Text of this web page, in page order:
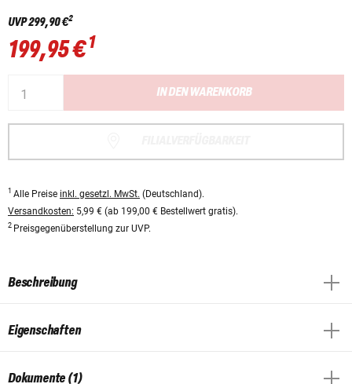
UVP299,90 €2
199,95 €1
IN DEN WARENKORB
1 Alle Preise inkl. gesetzl. MwSt. (Deutschland).
Versandkosten: 5,99 € (ab 199,00 € Bestellwert gratis).
2 Preisgegenüberstellung zur UVP.
Beschreibung
Eigenschaften
Dokumente (1)